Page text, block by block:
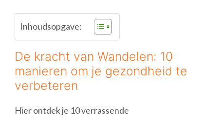
Inhoudsopgave:
De kracht van Wandelen: 10
manieren om je gezondheid te
verbeteren
Hier ontdek je 10 verrassende